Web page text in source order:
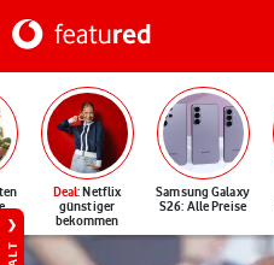
Deal: Netflix
günstiger
bekommen
Samsung Galaxy
S26: Alle Preise